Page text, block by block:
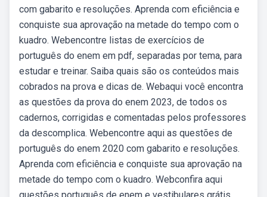
com gabarito e resoluções. Aprenda com eficiência e
conquiste sua aprovação na metade do tempo com o
kuadro. Webencontre listas de exercícios de
português do enem em pdf, separadas por tema, para
estudar e treinar. Saiba quais são os conteúdos mais
cobrados na prova e dicas de. Webaqui você encontra
as questões da prova do enem 2023, de todos os
cadernos, corrigidas e comentadas pelos professores
da descomplica. Webencontre aqui as questões de
português do enem 2020 com gabarito e resoluções.
Aprenda com eficiência e conquiste sua aprovação na
metade do tempo com o kuadro. Webconfira aqui